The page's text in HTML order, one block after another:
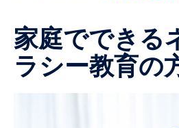
家庭でできる
ラシー教育の